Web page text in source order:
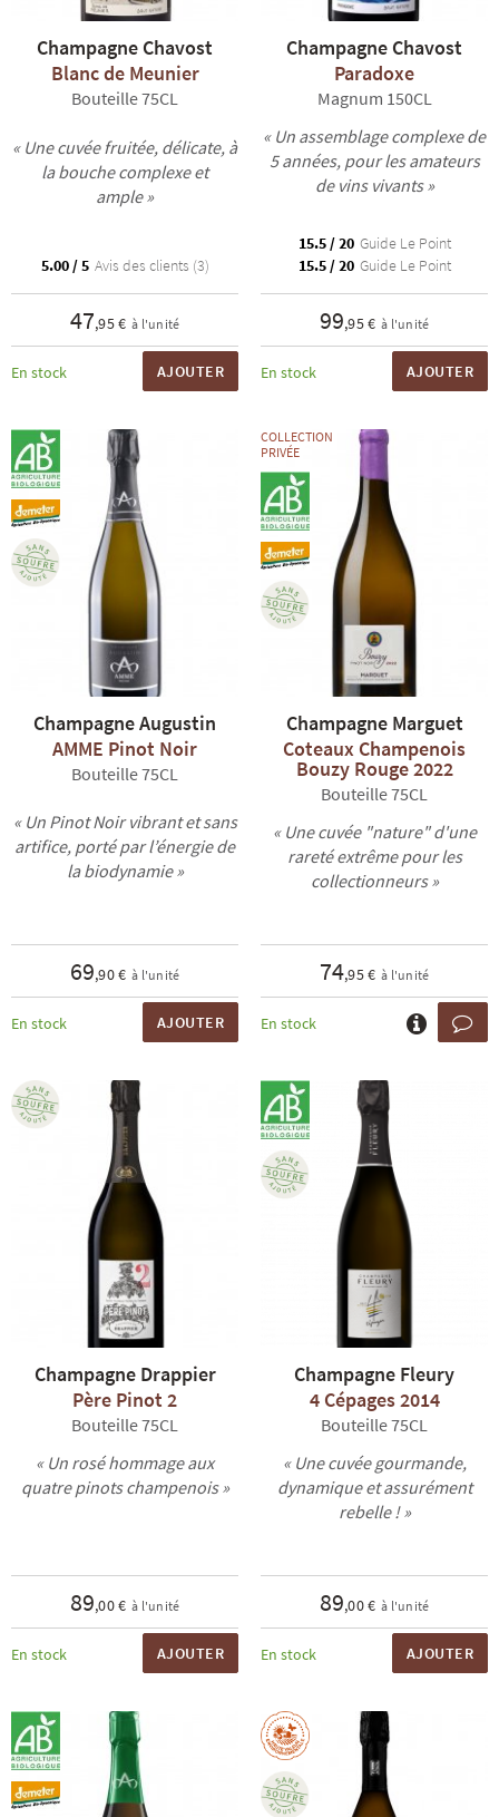
Champagne Chavost
Blanc de Meunier
Bouteille 75CL
« Une cuvée fruitée, délicate, à
la bouche complexe et
ample »
5.00 / 5 Avis des clients (3)
47,95 € à l'unité
En stock AJOUTER
Champagne Chavost
Paradoxe
Magnum 150CL
« Un assemblage complexe de
5 années, pour les amateurs
de vins vivants »
15.5 / 20 Guide Le Point
15.5 / 20 Guide Le Point
99,95 € à l'unité
En stock AJOUTER
Champagne Augustin
AMME Pinot Noir
Bouteille 75CL
« Un Pinot Noir vibrant et sans
artifice, porté par l’énergie de
la biodynamie »
69,90 € à l'unité
En stock AJOUTER
COLLECTION
PRIVÉE
Champagne Marguet
Coteaux Champenois
Bouzy Rouge 2022
Bouteille 75CL
« Une cuvée "nature" d'une
rareté extrême pour les
collectionneurs »
74,95 € à l'unité
En stock
Champagne Drappier
Père Pinot 2
Bouteille 75CL
« Un rosé hommage aux
quatre pinots champenois »
89,00 € à l'unité
En stock AJOUTER
Champagne Fleury
4 Cépages 2014
Bouteille 75CL
« Une cuvée gourmande,
dynamique et assurément
rebelle ! »
89,00 € à l'unité
En stock AJOUTER